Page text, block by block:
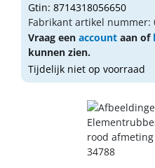
Gtin: 8714318056650
Fabrikant artikel nummer:
Vraag een account aan of
kunnen zien.
Tijdelijk niet op voorraad